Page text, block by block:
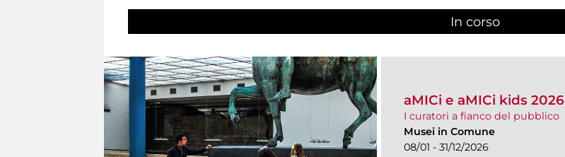
In corso
aMICi e aMICi kids 2026
I curatori a fianco del pubblico
Musei in Comune
08/01 - 31/12/2026